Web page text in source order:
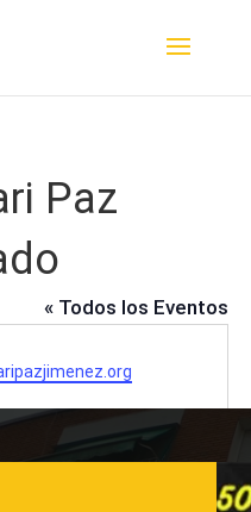
Paz
« Todos los Eventos